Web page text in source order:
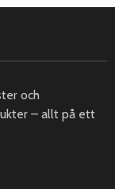
och
– allt på ett